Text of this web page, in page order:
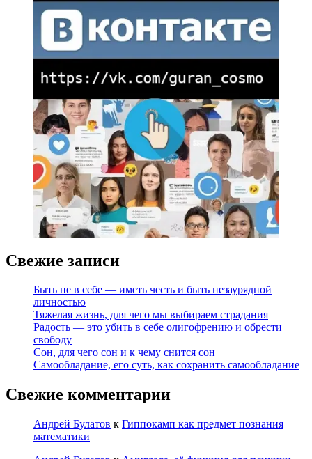
Свежие записи
Быть не в себе — иметь честь и быть незаурядной
личностью
Тяжелая жизнь, для чего мы выбираем страдания
Радость — это убить в себе олигофрению и обрести
свободу
Сон, для чего сон и к чему снится сон
Самообладание, его суть, как сохранить самообладание
Свежие комментарии
Андрей Булатов к Гиппокамп как предмет познания
математики